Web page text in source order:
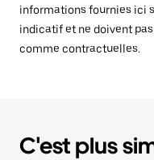
informations fournies ici
indicatif et ne doivent
comme contractuelles.
C'est plus